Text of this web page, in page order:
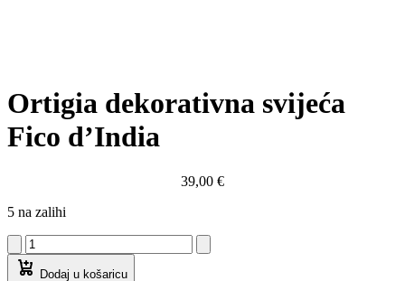
Ortigia dekorativna svijeća
Fico d’India
39,00 €
5 na zalihi
Dodaj u košaricu